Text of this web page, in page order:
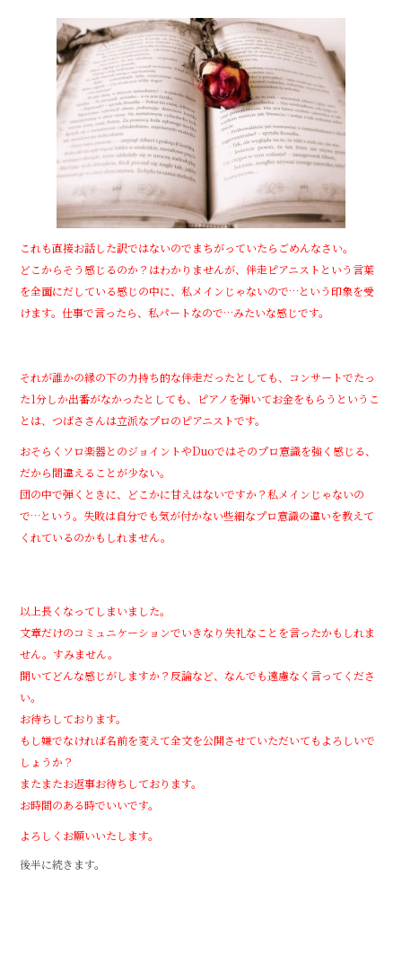
これも直接お話した訳ではないのでまちがっていたらごめんなさい。
どこからそう感じるのか？はわかりませんが、伴走ピアニストという言葉
を全面にだしている感じの中に、私メインじゃないので…という印象を受
けます。仕事で言ったら、私パートなので…みたいな感じです。
それが誰かの縁の下の力持ち的な伴走だったとしても、コンサートでたっ
た1分しか出番がなかったとしても、ピアノを弾いてお金をもらうというこ
とは、つばささんは立派なプロのピアニストです。
おそらくソロ楽器とのジョイントやDuoではそのプロ意識を強く感じる、
だから間違えることが少ない。
団の中で弾くときに、どこかに甘えはないですか？私メインじゃないの
で…という。失敗は自分でも気が付かない些細なプロ意識の違いを教えて
くれているのかもしれません。
以上長くなってしまいました。
文章だけのコミュニケーションでいきなり失礼なことを言ったかもしれま
せん。すみません。
聞いてどんな感じがしますか？反論など、なんでも遠慮なく言ってくださ
い。
お待ちしております。
もし嫌でなければ名前を変えて全文を公開させていただいてもよろしいで
しょうか？
またまたお返事お待ちしております。
お時間のある時でいいです。
よろしくお願いいたします。
後半に続きます。